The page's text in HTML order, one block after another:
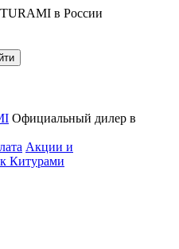
в России
Официальный дилер в
Акции и
Китурами